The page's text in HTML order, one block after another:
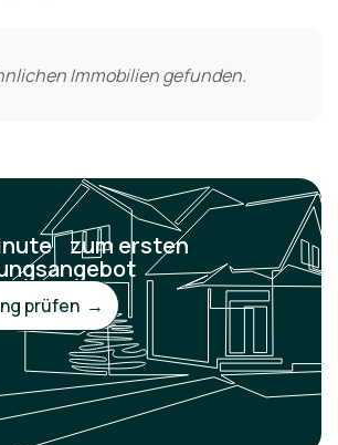
Immobilien gefunden.
zum ersten
prüfen →